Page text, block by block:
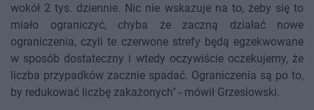
wokół 2 tys. dziennie. Nic nie wskazuje na to, żeby się to
miało ograniczyć, chyba że zaczną działać nowe
ograniczenia, czyli te czerwone strefy będą egzekwowane
w sposób dostateczny i wtedy oczywiście oczekujemy, że
liczba przypadków zacznie spadać. Ograniczenia są po to,
by redukować liczbę zakażonych" - mówił Grzesiowski.